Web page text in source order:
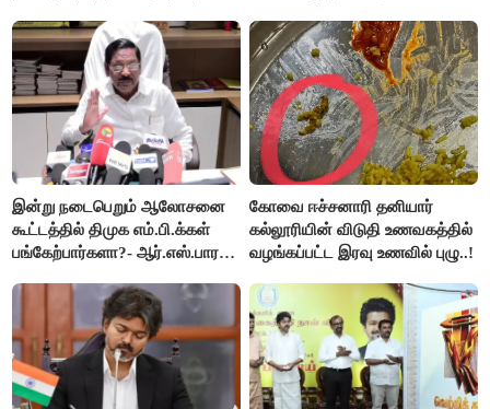
இன்று நடைபெறும் ஆலோசனை
கூட்டத்தில் திமுக எம்.பி.க்கள்
பங்கேற்பார்களா?- ஆர்.எஸ்.பாரதி
கோவை ஈச்சனாரி தனியார்
கல்லூரியின் விடுதி உணவகத்தில்
வழங்கப்பட்ட இரவு உணவில் புழு..!